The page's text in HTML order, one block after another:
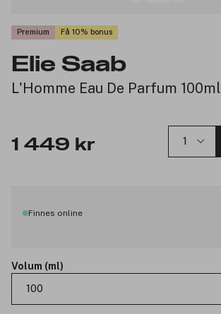
Premium Få 10% bonus
Elie Saab
L'Homme Eau De Parfum 100ml
1 449 kr
Finnes online
Volum (ml)
100